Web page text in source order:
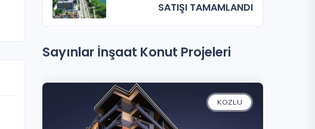
SATIŞI TAMAMLANDI
Sayınlar İnşaat Konut Projeleri
KOZLU